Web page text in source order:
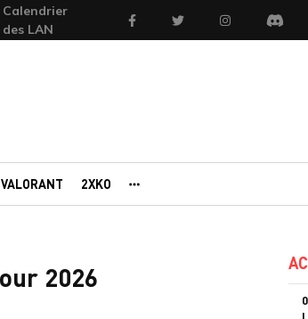
Calendrier
des LAN
FacebookTwitter Instagram
VALORANT 2XKO
2026